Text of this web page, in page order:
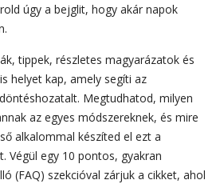
úgy a bejglit, hogy akár napok
tippek, részletes magyarázatok és
helyet kap, amely segíti az
Megtudhatod, milyen
az egyes módszereknek, és mire
alkalommal készíted el ezt a
Végül egy 10 pontos, gyakran
(FAQ) szekcióval zárjuk a cikket, ahol